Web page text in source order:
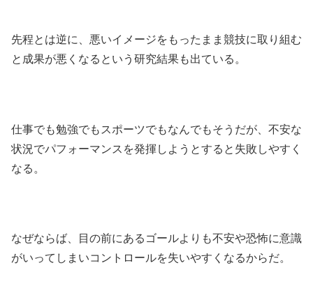
先程とは逆に、悪いイメージをもったまま競技に取り組む
と成果が悪くなるという研究結果も出ている。
仕事でも勉強でもスポーツでもなんでもそうだが、不安な
状況でパフォーマンスを発揮しようとすると失敗しやすく
なる。
なぜならば、目の前にあるゴールよりも不安や恐怖に意識
がいってしまいコントロールを失いやすくなるからだ。